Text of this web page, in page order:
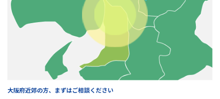
大阪府近郊の方、まずはご相談ください